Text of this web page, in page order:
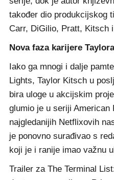
također dio produkcijskog
Carr, DiGilio, Pratt, Kitsch
Nova faza karijere
Iako ga mnogi i dalje
Lights, Taylor Kitsch u
bira uloge u akcijskim
glumio je u seriji American
najgledanijih Netflixovih
je ponovno surađivao s
koji je i ranije imao važnu
Trailer za The Terminal